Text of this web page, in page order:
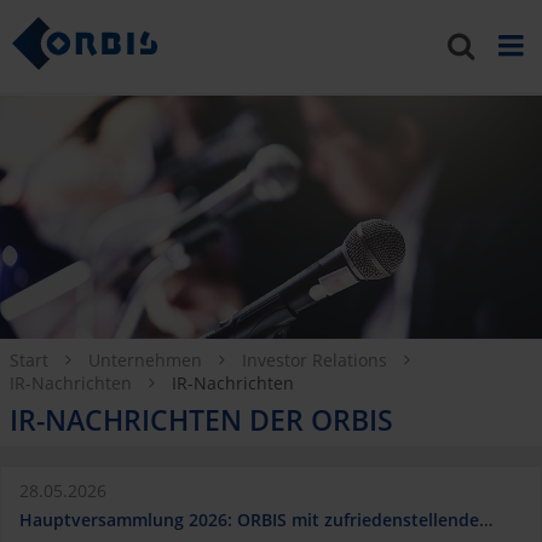
Start Unternehmen
Investor Relations
IR-Nachrichten
IR-Nachrichten
IR-NACHRICHTEN DER ORBIS
28.05.2026
Hauptversammlung 2026: ORBIS mit zufriedenstellendem Geschäftsjahr trotz der allgemein wirtschaftlich angespannten Situation